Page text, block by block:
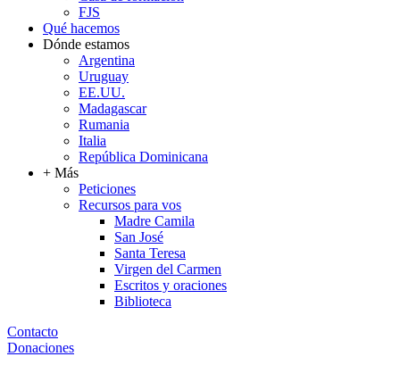
FJS
Qué hacemos
Dónde estamos
Argentina
Uruguay
EE.UU.
Madagascar
Rumania
Italia
República Dominicana
+ Más
Peticiones
Recursos para vos
Madre Camila
San José
Santa Teresa
Virgen del Carmen
Escritos y oraciones
Biblioteca
Contacto
Donaciones